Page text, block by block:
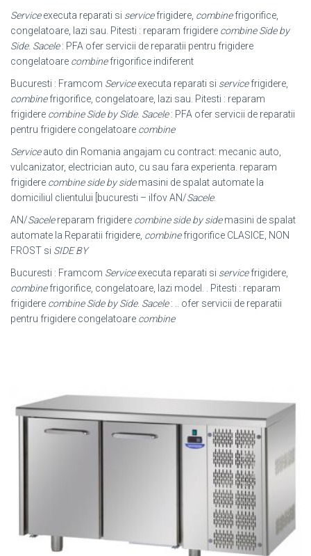
Serviceexecuta reparati si servicefrigidere, combinefrigorifice,
congelatoare, lazi sau. Pitesti : reparam frigidere combine Side by
Side. Sacele: PFA ofer servicii de reparatii pentru frigidere
congelatoare combinefrigorifice indiferent
Bucuresti : Framcom Serviceexecuta reparati si servicefrigidere,
combinefrigorifice, congelatoare, lazi sau. Pitesti : reparam
frigidere combine Side by Side. Sacele: PFA ofer servicii de reparatii
pentru frigidere congelatoare combine
Serviceauto din Romania angajam cu contract: mecanic auto,
vulcanizator, electrician auto, cu sau fara experienta. reparam
frigidere combine side by sidemasini de spalat automate la
domiciliul clientului [bucuresti – ilfov AN/Sacele.
AN/Sacelereparam frigidere combine side by sidemasini de spalat
automate la Reparatii frigidere, combinefrigorifice CLASICE, NON
FROST si SIDE BY
Bucuresti : Framcom Serviceexecuta reparati si servicefrigidere,
combinefrigorifice, congelatoare, lazi model. . Pitesti : reparam
frigidere combine Side by Side. Sacele: .. ofer servicii de reparatii
pentru frigidere congelatoare combine